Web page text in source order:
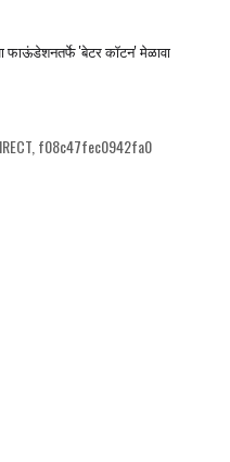
फाऊंडेशनतर्फे 'बेटर कॉटन' मेळावा
f08c47fec0942fa0